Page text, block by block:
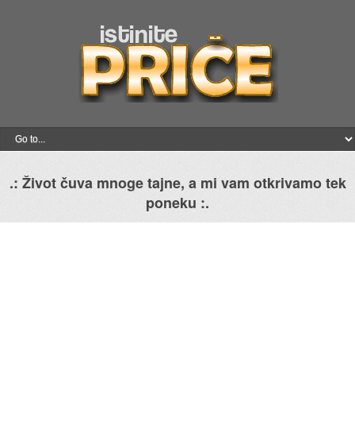
.: Život čuva mnoge tajne, a mi vam otkrivamo tek
poneku :.